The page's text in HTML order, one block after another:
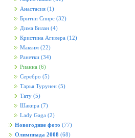
Анастасия (1)
Бритни Спирс (32)
Дима Билан (4)
Кристина Агилера (12)
Макsим (22)
Ранетки (34)
Рианна (6)
Серебро (5)
Тарья Турунен (5)
Тату (5)
Шакира (7)
Lady Gaga (2)
Новогодние фото (77)
Олимпиада 2008 (68)